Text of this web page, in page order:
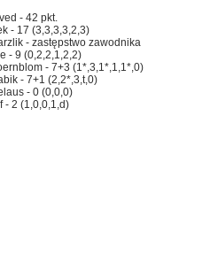
- 42 pkt.
- 17 (3,3,3,3,2,3)
- zastępstwo zawodnika
- 9 (0,2,2,1,2,2)
- 7+3 (1*,3,1*,1,1*,0)
- 7+1 (2,2*,3,t,0)
- 0 (0,0,0)
- 2 (1,0,0,1,d)